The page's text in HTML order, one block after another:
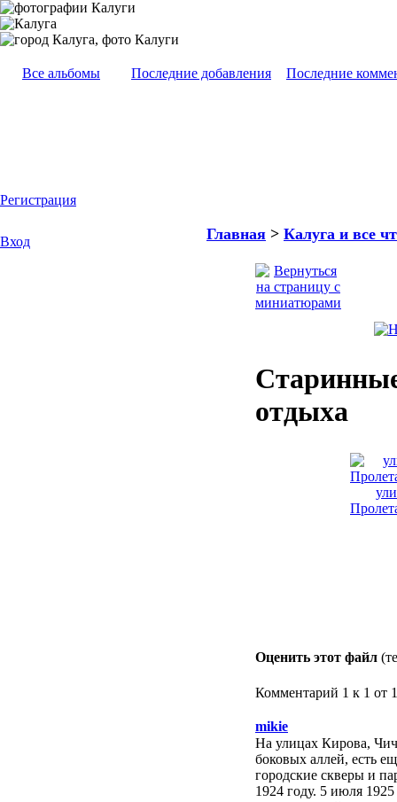
Все альбомы Последние добавления Последние
Регистрация
Вход Главная > Калуга и все
отдыха
Оценить этот файл
Комментарий 1 к 1 от 1
mikie
На улицах Кирова,
боковых аллей, есть
городские скверы и
1924 году. 5 июля